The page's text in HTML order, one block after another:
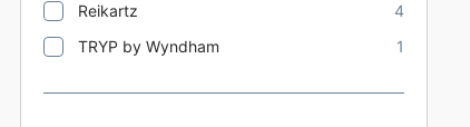
Reikartz
4
TRYP by Wyndham
1